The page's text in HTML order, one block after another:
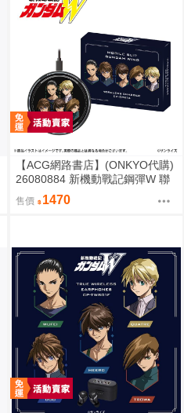
【ACG網路書店】(ONKYO代購)
26080884 新機動戰記鋼彈W 聯
名耳機 專屬充電器
售價 1470